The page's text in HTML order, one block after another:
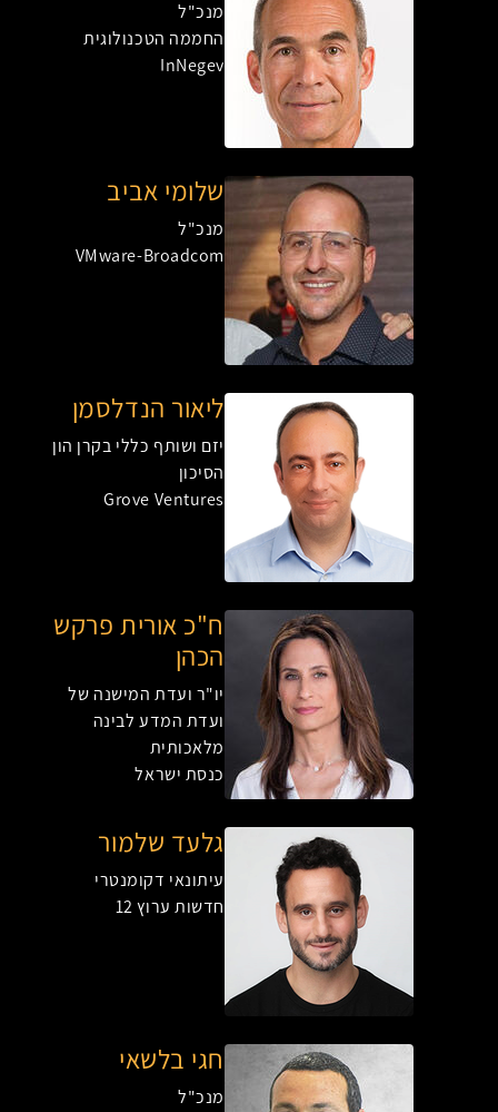
מנכ"ל
החממה הטכנולוגית
InNegev
שלומי אביב
מנכ"ל
VMware-Broadcom
ליאור הנדלסמן
יזם ושותף כללי בקרן הון
הסיכון
Grove Ventures
ח"כ אורית פרקש
הכהן
יו"ר ועדת המישנה של
ועדת המדע לבינה
מלאכותית
כנסת ישראל
גלעד שלמור
עיתונאי דקומנטרי
חדשות ערוץ 12
חגי בלשאי
מנכ"ל